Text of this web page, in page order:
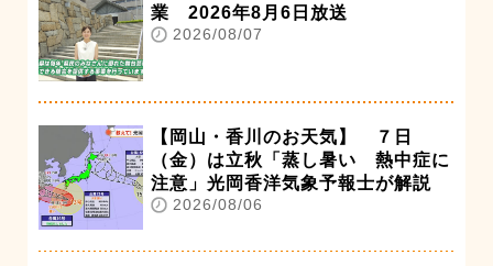
業 2026年8月6日放送
2026/08/07
【岡山・香川のお天気】 ７日
（金）は立秋「蒸し暑い 熱中症に
注意」光岡香洋気象予報士が解説
2026/08/06